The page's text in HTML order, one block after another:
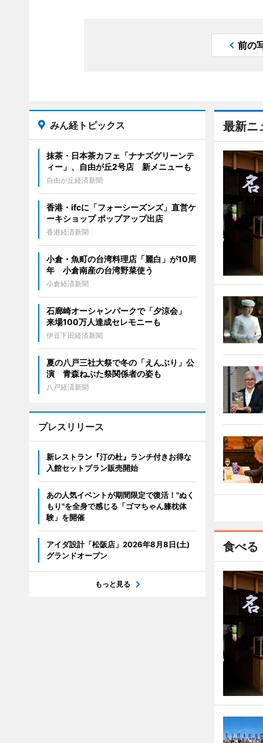
前の
最新ニ
食べる
みん経トピックス
抹茶・日本茶カフェ「ナナズグリーンテ
ィー」、自由が丘2号店 新メニューも
自由が丘経済新聞
香港・ifcに「フォーシーズンズ」直営ケ
ーキショップ ポップアップ出店
香港経済新聞
小倉・魚町の台湾料理店「麗白」が10周
年 小倉南産の台湾野菜使う
小倉経済新聞
石廊崎オーシャンパークで「夕涼会」
来場100万人達成セレモニーも
伊豆下田経済新聞
夏の八戸三社大祭で冬の「えんぶり」公
演 青森ねぶた祭関係者の姿も
八戸経済新聞
プレスリリース
新レストラン『汀の杜』ランチ付きお得な
入館セットプラン販売開始
あの人気イベントが期間限定で復活！"ぬく
もり"を全身で感じる「ゴマちゃん膝枕体
験」を開催
アイダ設計「松阪店」2026年8月8日(土)
グランドオープン
もっと見る